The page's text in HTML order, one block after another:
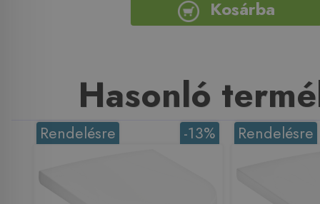
Kosárba
Hasonló
-13%
Rendelésre Rendelésre